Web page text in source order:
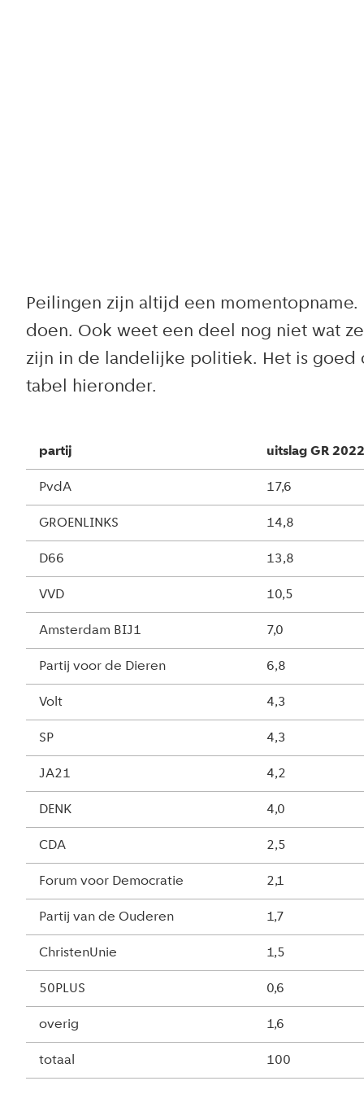
Peilingen zijn altijd een
doen. Ook weet een deel nog niet wat
zijn in de landelijke politiek. Het is goed
tabel hieronder.
partij uitslag GR
PvdA 17,6
GROENLINKS 14,8
D66 13,8
VVD 10,5
Amsterdam BIJ1 7,0
Partij voor de Dieren 6,8
Volt 4,3
SP 4,3
JA21 4,2
DENK 4,0
CDA 2,5
Forum voor Democratie 2,1
Partij van de Ouderen 1,7
ChristenUnie 1,5
50PLUS 0,6
overig 1,6
totaal 100